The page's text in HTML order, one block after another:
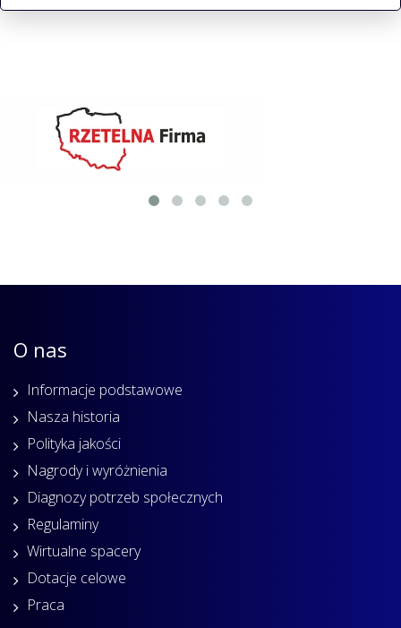
O nas
Informacje podstawowe
Nasza historia
Polityka jakości
Nagrody i wyróżnienia
Diagnozy potrzeb społecznych
Regulaminy
Wirtualne spacery
Dotacje celowe
Praca